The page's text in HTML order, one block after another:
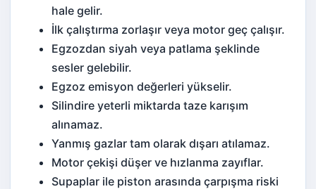
hale gelir.
İlk çalıştırma zorlaşır veya motor geç çalışır.
Egzozdan siyah veya patlama şeklinde
sesler gelebilir.
Egzoz emisyon değerleri yükselir.
Silindire yeterli miktarda taze karışım
alınamaz.
Yanmış gazlar tam olarak dışarı atılamaz.
Motor çekişi düşer ve hızlanma zayıflar.
Supaplar ile piston arasında çarpışma riski